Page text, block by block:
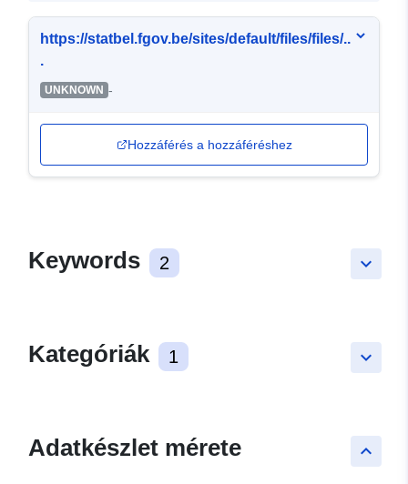
https://statbel.fgov.be/sites/default/files/files/..
.
UNKNOWN -
Hozzáférés a hozzáféréshez
keyboard_arrow_down
Keywords 2
keyboard_arrow_down
Kategóriák 1
keyboard_arrow_up
Adatkészlet mérete